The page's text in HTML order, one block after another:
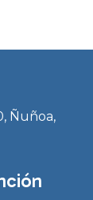
Ñuñoa,